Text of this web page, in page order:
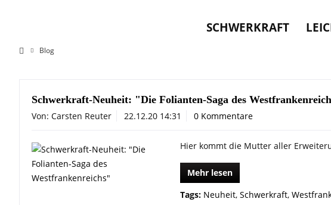
SCHWERKRAFT
Blog
Schwerkraft-Neuheit: "Die Folianten-Saga des
Von: Carsten Reuter 22.12.20 14:31 0 Kommentare
Hier kommt die Mutter aller
Mehr lesen
Tags: Neuheit, Schwerkraft,